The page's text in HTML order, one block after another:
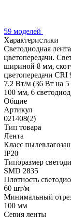
59 моделей
Характеристики
Светодиодная
цветопередачи.
шириной 8 мм,
цветопередачи
7.2 Вт/м (36 Вт на
100 мм, 6
Общие
Артикул
021408(2)
Тип товара
Лента
Класс
IP20
Типоразмер
SMD 2835
Плотность
60 шт/м
Минимальный
100 мм
Серия ленты